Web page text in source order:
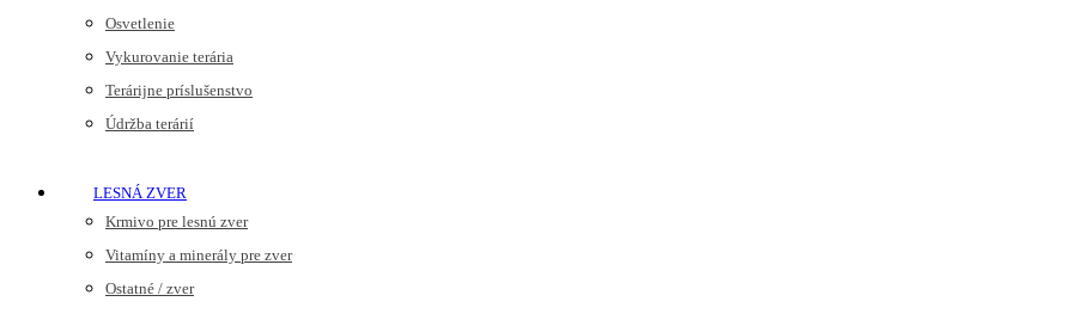
Osvetlenie
Vykurovanie terária
Terárijne príslušenstvo
Údržba terárií
LESNÁ ZVER
Krmivo pre lesnú zver
Vitamíny a minerály pre zver
Ostatné / zver